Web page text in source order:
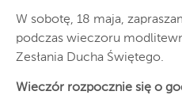
W sobotę, 18 maja,
podczas wieczoru
Zesłania Ducha Świętego.
Wieczór rozpocznie się o